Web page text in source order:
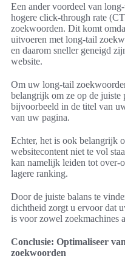
Een ander voordeel van
hogere click-through rate
zoekwoorden. Dit komt
uitvoeren met long-tail
en daarom sneller geneigd
website.
Om uw long-tail
belangrijk om ze op de juiste
bijvoorbeeld in de titel van
van uw pagina.
Echter, het is ook belangrijk
websitecontent niet te vol
kan namelijk leiden tot over-
lagere ranking.
Door de juiste balans te
dichtheid zorgt u ervoor dat
is voor zowel zoekmachines
Conclusie: Optimaliseer
zoekwoorden